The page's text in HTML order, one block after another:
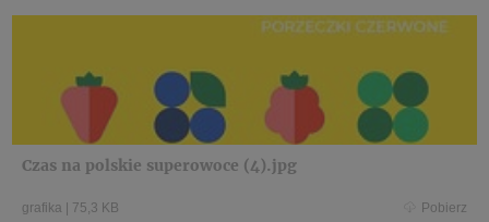
Czas na polskie superowoce (4).jpg
grafika | 75,3 KB Pobierz